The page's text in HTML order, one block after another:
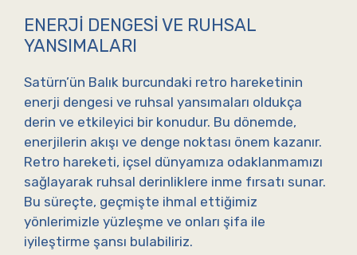
ENERJI DENGESI VE RUHSAL
YANSIMALARI
Satürn’ün Balık burcundaki retro hareketinin
enerji dengesi ve ruhsal yansımaları oldukça
derin ve etkileyici bir konudur. Bu dönemde,
enerjilerin akışı ve denge noktası önem kazanır.
Retro hareketi, içsel dünyamıza odaklanmamızı
sağlayarak ruhsal derinliklere inme fırsatı sunar.
Bu süreçte, geçmişte ihmal ettiğimiz
yönlerimizle yüzleşme ve onları şifa ile
iyileştirme şansı bulabiliriz.